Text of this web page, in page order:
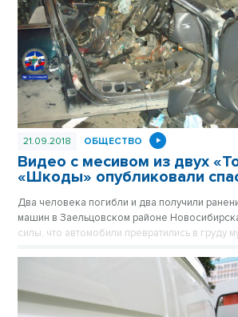
21.09.2018 ОБЩЕСТВО
Видео с месивом из двух
«Шкоды» опубликовали
Два человека погибли и два получили
машин в Заельцовском районе
силы, что автомобили превратились в груду